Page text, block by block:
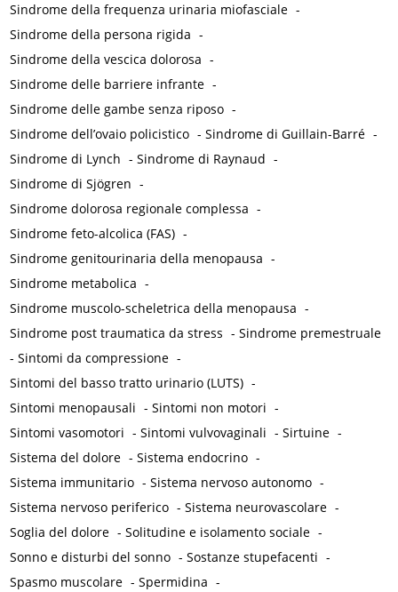
Sindrome della frequenza urinaria miofasciale -
Sindrome della persona rigida -
Sindrome della vescica dolorosa -
Sindrome delle barriere infrante -
Sindrome delle gambe senza riposo -
Sindrome dell’ovaio policistico -Sindrome di Guillain-Barré -
Sindrome di Lynch -Sindrome di Raynaud -
Sindrome di Sjögren -
Sindrome dolorosa regionale complessa -
Sindrome feto-alcolica (FAS) -
Sindrome genitourinaria della menopausa -
Sindrome metabolica -
Sindrome muscolo-scheletrica della menopausa -
Sindrome post traumatica da stress -Sindrome premestruale
-Sintomi da compressione -
Sintomi del basso tratto urinario (LUTS) -
Sintomi menopausali -Sintomi non motori -
Sintomi vasomotori -Sintomi vulvovaginali -Sirtuine -
Sistema del dolore -Sistema endocrino -
Sistema immunitario -Sistema nervoso autonomo -
Sistema nervoso periferico -Sistema neurovascolare -
Soglia del dolore -Solitudine e isolamento sociale -
Sonno e disturbi del sonno -Sostanze stupefacenti -
Spasmo muscolare -Spermidina -